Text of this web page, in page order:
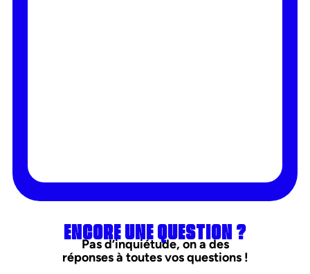
ENCORE UNE QUESTION ?
Pas d’inquiétude, on a des
réponses à toutes vos questions !